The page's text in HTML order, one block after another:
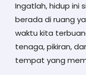
Ingatlah, hidup ini
berada di ruang
waktu kita
tenaga, pikiran,
tempat yang